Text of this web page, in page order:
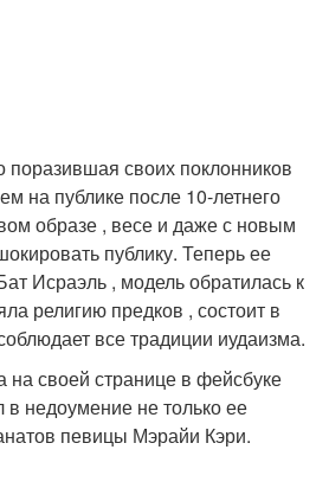
своих поклонников
на публике после 10-летнего
образе , весе и даже с новым
публику. Теперь ее
Исраэль , модель обратилась к
религию предков , состоит в
все традиции иудаизма.
на своей странице в фейсбуке
в недоумение не только ее
певицы Мэрайи Кэри.